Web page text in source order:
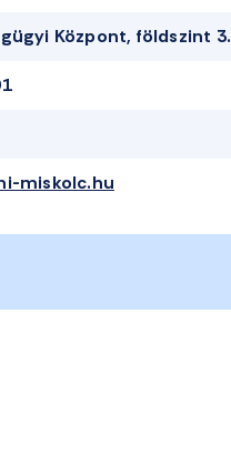
Központ, földszint 3.
miskolc.hu